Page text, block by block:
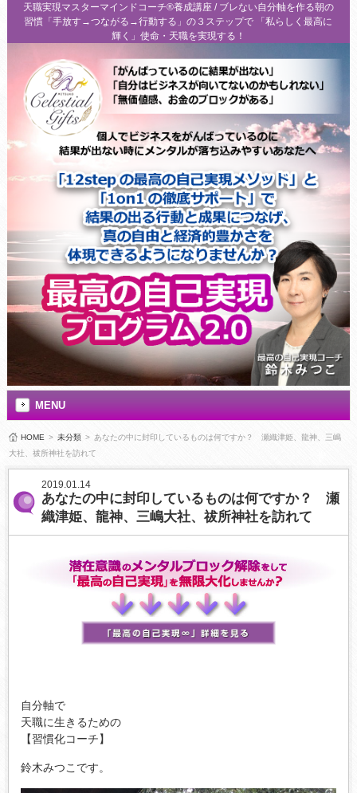
天職実現マスターマインドコーチ®養成講座 / ブレない自分軸を作る朝の
習慣「手放す→つながる→行動する」の３ステップで 「私らしく最高に
輝く」使命・天職を実現する！
MENU
HOME > 未分類 > あなたの中に封印しているものは何ですか？ 瀬織津姫、龍神、三嶋
大社、祓所神社を訪れて
2019.01.14
あなたの中に封印しているものは何ですか？ 瀬
織津姫、龍神、三嶋大社、祓所神社を訪れて
自分軸で
天職に生きるための
【習慣化コーチ】
鈴木みつこです。